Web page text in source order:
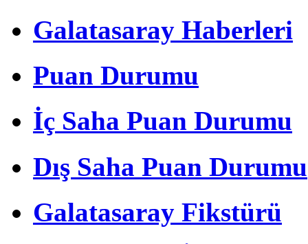
Galatasaray Haberleri
Puan Durumu
İç Saha Puan Durumu
Dış Saha Puan Durumu
Galatasaray Fikstürü